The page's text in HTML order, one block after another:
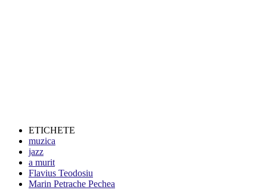
ETICHETE
muzica
jazz
a murit
Flavius Teodosiu
Marin Petrache Pechea